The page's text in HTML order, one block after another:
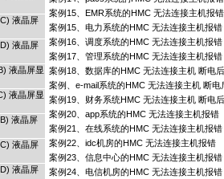
液晶屏
液晶屏
液晶屏显
液晶屏显
液晶屏
液晶屏
液晶屏
案例15、EMR系统的HMC 无法连接主机报错
案例15、电力系统的HMC 无法连接主机报错
案例16、调度系统的HMC 无法连接主机报错
案例17、管理系统的HMC 无法连接主机报错
案例18、数据库的HMC 无法连接主机 断电
案例、e-mail系统的HMC 无法连接主机 断
案例19、财务系统HMC 无法连接主机 断电
案例20、app系统的HMC 无法连接主机报错
案例21、在线系统的HMC 无法连接主机报错
案例22、idc机房的HMC 无法连接主机报错
案例23、信息中心的HMC 无法连接主机报错
案例24、电信机房的HMC 无法连接主机报错